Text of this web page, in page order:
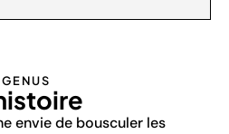
GENUS
envie de bousculer les